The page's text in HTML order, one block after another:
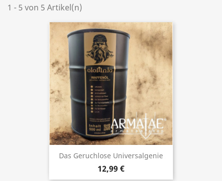
1 - 5 von 5 Artikel(n)
Das Geruchlose Universalgenie
12,99 €